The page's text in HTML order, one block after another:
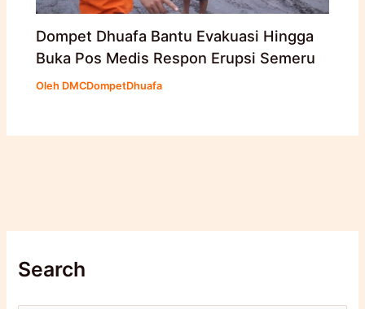
Dompet Dhuafa Bantu Evakuasi Hingga
Buka Pos Medis Respon Erupsi Semeru
Oleh DMCDompetDhuafa
Search